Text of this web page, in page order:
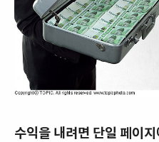
수익을 내려면 단일 페이